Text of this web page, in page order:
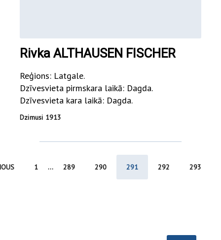
Rivka ALTHAUSEN FISCHER
Reģions: Latgale.
Dzīvesvieta pirmskara laikā: Dagda.
Dzīvesvieta kara laikā: Dagda.
Dzimusi 1913
1 ... 289 290 291 292 293